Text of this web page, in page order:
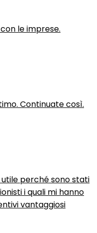
le imprese.
Continuate così.
perché sono stati
i quali mi hanno
vantaggiosi